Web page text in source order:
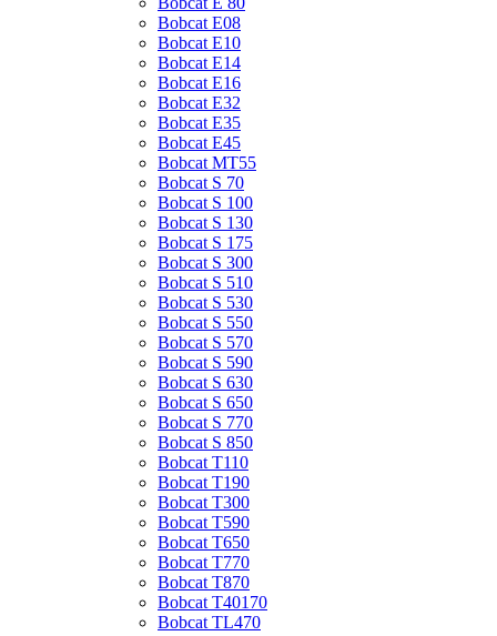
Bobcat E08
Bobcat E10
Bobcat E14
Bobcat E16
Bobcat E32
Bobcat E35
Bobcat E45
Bobcat MT55
Bobcat S 70
Bobcat S 100
Bobcat S 130
Bobcat S 175
Bobcat S 300
Bobcat S 510
Bobcat S 530
Bobcat S 550
Bobcat S 570
Bobcat S 590
Bobcat S 630
Bobcat S 650
Bobcat S 770
Bobcat S 850
Bobcat T110
Bobcat T190
Bobcat T300
Bobcat T590
Bobcat T650
Bobcat T770
Bobcat T870
Bobcat T40170
Bobcat TL470